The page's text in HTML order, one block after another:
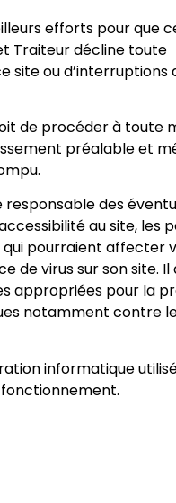
efforts pour que
Traiteur décline toute
site ou d’interruptions
de procéder à toute
préalable et
des
au site, les
qui pourraient affecter
de virus sur son site.
appropriées pour la
notamment contre
informatique